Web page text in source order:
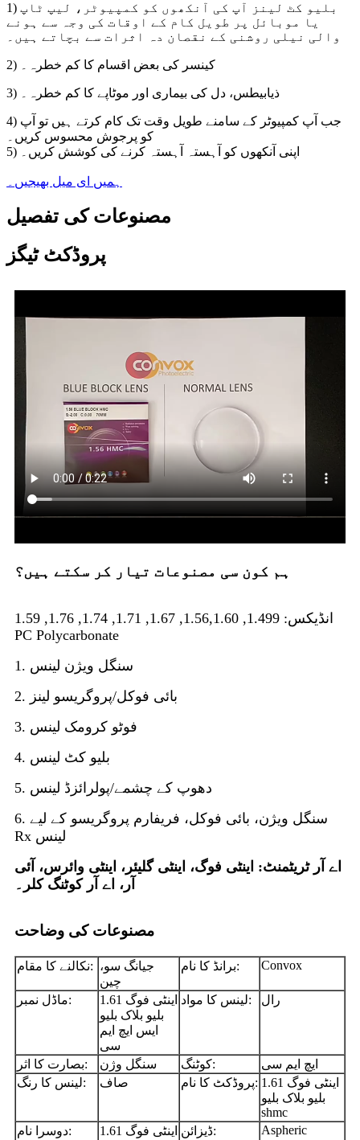
1) بلیو کٹ لینز آپ کی آنکھوں کو کمپیوٹر، لیپ ٹاپ
یا موبائل پر طویل کام کے اوقات کی وجہ سے ہونے
والی نیلی روشنی کے نقصان دہ اثرات سے بچاتے ہیں۔
2) کینسر کی بعض اقسام کا کم خطرہ۔
3) ذیابیطس، دل کی بیماری اور موٹاپے کا کم خطرہ۔
4) جب آپ کمپیوٹر کے سامنے طویل وقت تک کام کرتے ہیں تو آپ
کو پرجوش محسوس کریں۔
5) اپنی آنکھوں کو آہستہ آہستہ کرنے کی کوشش کریں۔
ہمیں ای میل بھیجیں۔
مصنوعات کی تفصیل
پروڈکٹ ٹیگز
ہم کون سی مصنوعات تیار کر سکتے ہیں؟
انڈیکس: 1.499, 1.56,1.60, 1.67, 1.71, 1.74, 1.76, 1.59
PC Polycarbonate
1. سنگل ویژن لینس
2. بائی فوکل/پروگریسو لینز
3. فوٹو کرومک لینس
4. بلیو کٹ لینس
5. دھوپ کے چشمے/پولرائزڈ لینس
6. سنگل ویژن، بائی فوکل، فریفارم پروگریسو کے لیے
Rx لینس
اے آر ٹریٹمنٹ: اینٹی فوگ، اینٹی گلیئر، اینٹی وائرس، آئی
آر، اے آر کوٹنگ کلر۔
مصنوعات کی وضاحت
نکالنے کا مقام: جیانگ سو،
چین
برانڈ کا نام: Convox
ماڈل نمبر:
1.61 اینٹی فوگ
بلیو بلاک بلیو
ایس ایچ ایم
سی
لینس کا مواد: رال
بصارت کا اثر: سنگل وژن کوٹنگ:
ایچ ایم سی
لینس کا رنگ:
صاف پروڈکٹ کا نام: 1.61 اینٹی فوگ
بلیو بلاک بلیو
shmc
دوسرا نام:
1.61 اینٹی فوگ
ڈیزائن: Aspheric